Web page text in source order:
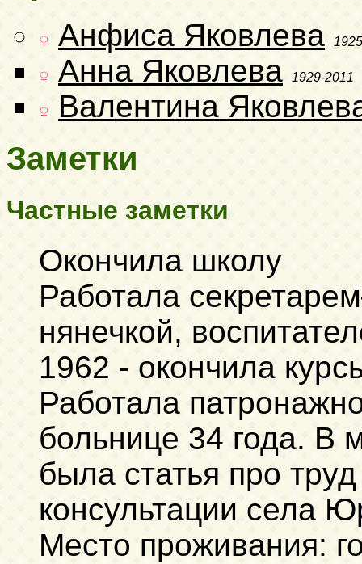
Анфиса Яковлева
Анна Яковлева 1929-2011
Валентина
Заметки
Частные заметки
Окончила школу
Работала
нянечкой,
1962 - окончила
Работала
больнице 34 года. В
была статья про
консультации села
Место проживания: